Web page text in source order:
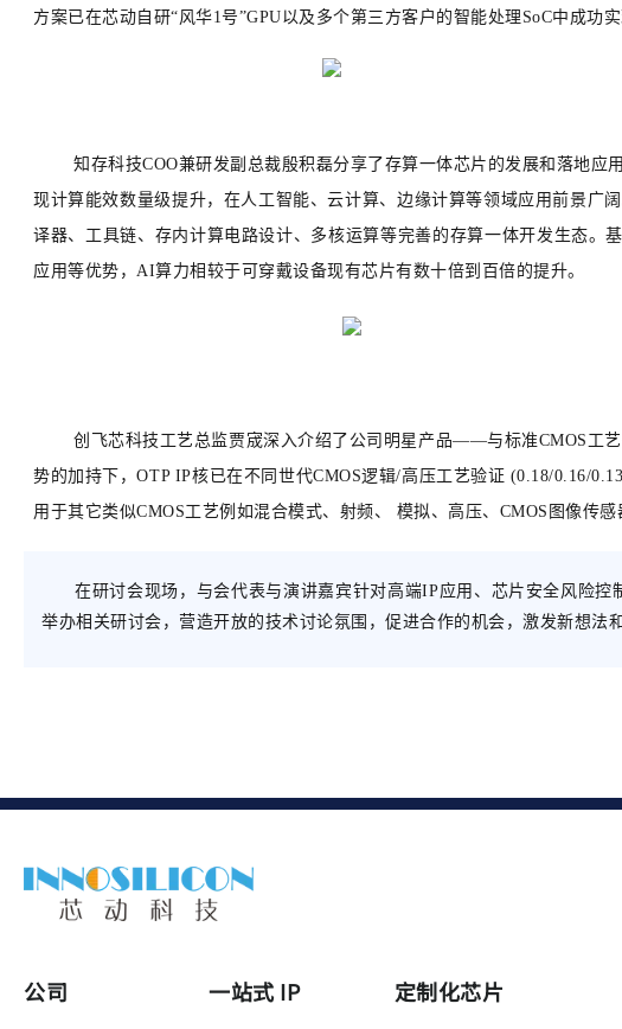
方案已在芯动自研“风华1号”GPU以及多个第三方客户的智能处理SoC中成功实
知存科技COO兼研发副总裁殷积磊分享了存算一体芯片的发展和落地
现计算能效数量级提升，在人工智能、云计算、边缘计算等领域应用前景广
译器、工具链、存内计算电路设计、多核运算等完善的存算一体开发生态。
应用等优势，AI算力相较于可穿戴设备现有芯片有数十倍到百倍的提升。
创飞芯科技工艺总监贾宬深入介绍了公司明星产品——与标准CMOS工
势的加持下，OTP IP核 已在不同世代CMOS逻辑/高压工艺验证 (0.18/0.16/
用于其它类似CMOS工艺例如混合模式、射频、 模拟、高压、CMOS图像传感
在研讨会现场，与会代表与演讲嘉宾针对高端IP应用、芯片安全风险
举办相关研讨会，营造开放的技术讨论氛围，促进合作的机会，激发新想法
公司 一站式 IP 定制化芯片